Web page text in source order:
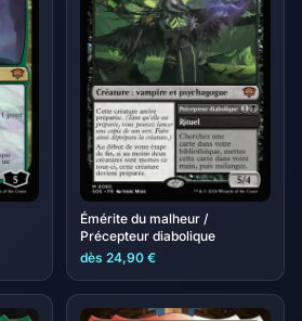
Émérite du malheur /
Précepteur diabolique
dès 24,90 €